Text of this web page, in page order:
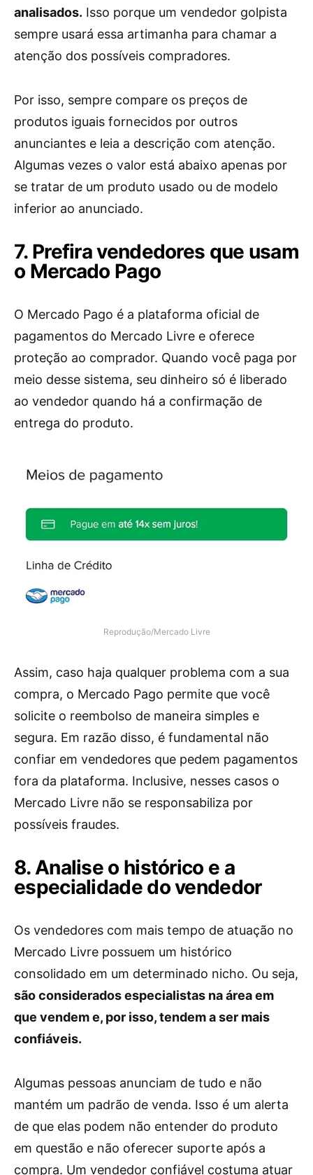
analisados. Isso porque um vendedor golpista
sempre usará essa artimanha para chamar a
atenção dos possíveis compradores.
Por isso, sempre compare os preços de
produtos iguais fornecidos por outros
anunciantes e leia a descrição com atenção.
Algumas vezes o valor está abaixo apenas por
se tratar de um produto usado ou de modelo
inferior ao anunciado.
7. Prefira vendedores que usam
o Mercado Pago
O Mercado Pago é a plataforma oficial de
pagamentos do Mercado Livre e oferece
proteção ao comprador. Quando você paga por
meio desse sistema, seu dinheiro só é liberado
ao vendedor quando há a confirmação de
entrega do produto.
Reprodução/Mercado Livre
Assim, caso haja qualquer problema com a sua
compra, o Mercado Pago permite que você
solicite o reembolso de maneira simples e
segura. Em razão disso, é fundamental não
confiar em vendedores que pedem pagamentos
fora da plataforma. Inclusive, nesses casos o
Mercado Livre não se responsabiliza por
possíveis fraudes.
8. Analise o histórico e a
especialidade do vendedor
Os vendedores com mais tempo de atuação no
Mercado Livre possuem um histórico
consolidado em um determinado nicho. Ou seja,
são considerados especialistas na área em
que vendem e, por isso, tendem a ser mais
confiáveis.
Algumas pessoas anunciam de tudo e não
mantém um padrão de venda. Isso é um alerta
de que elas podem não entender do produto
em questão e não oferecer suporte após a
compra. Um vendedor confiável costuma atuar